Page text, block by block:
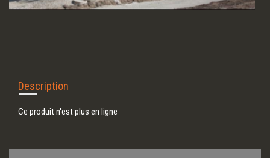
Description
Ce produit n'est plus en ligne